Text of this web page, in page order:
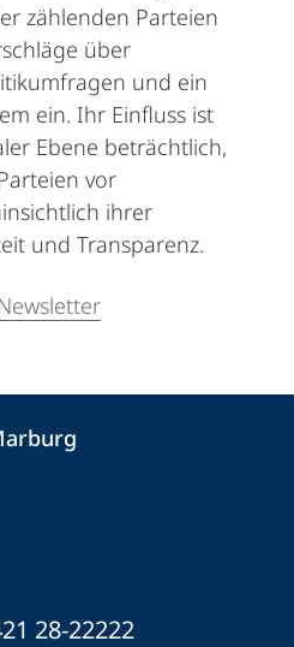
zählenden Parteien
über
und ein
ein. Ihr Einfluss ist
Ebene beträchtlich,
vor
ihrer
und Transparenz.
28-22222